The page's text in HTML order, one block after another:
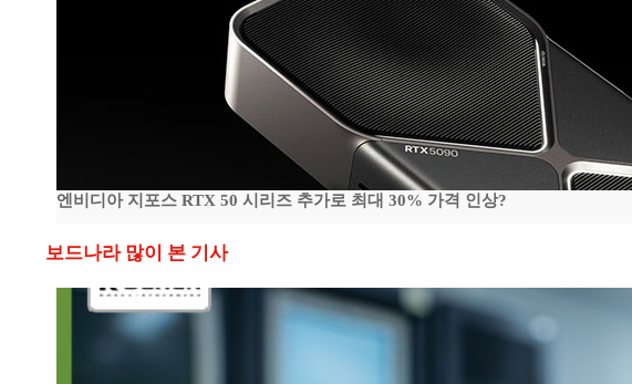
엔비디아 지포스 RTX 50 시리즈 추가로 최대 30% 가격 인상?
보드나라 많이 본 기사